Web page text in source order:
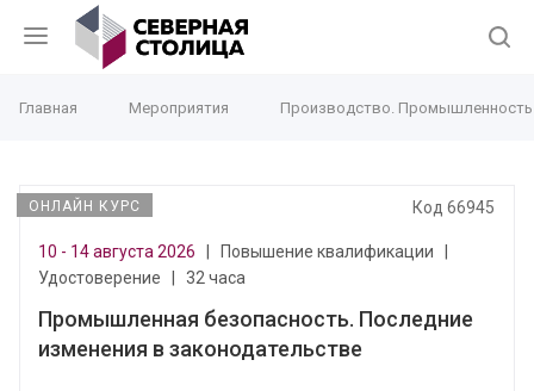
Главная Мероприятия Производство.
ОНЛАЙН КУРС Код 66945
10 - 14 августа 2026 Повышение квалификации
Удостоверение
32 часа
Промышленная безопасность. Последние
изменения в законодательстве